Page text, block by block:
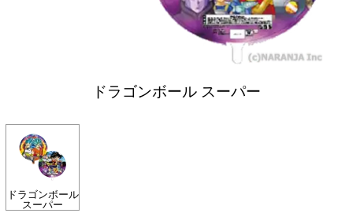
ドラゴンボール スーパー
ドラゴンボール
スーパー